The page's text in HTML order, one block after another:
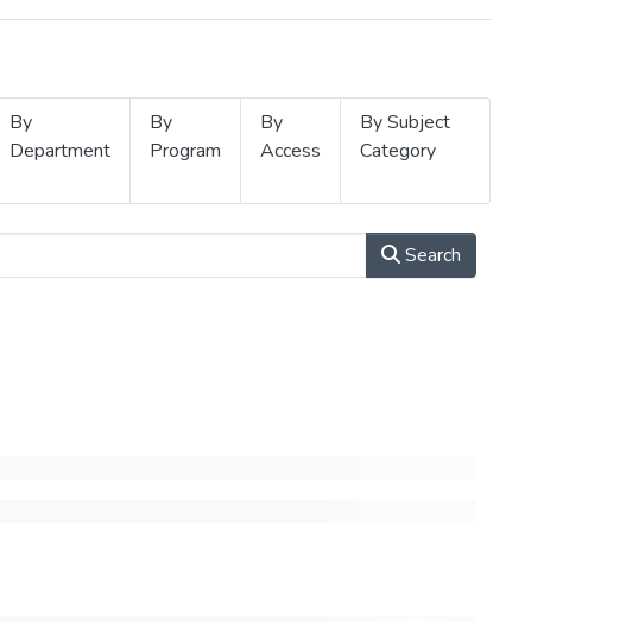
By
Department
By
Program
By
Access
By Subject
Category
Search